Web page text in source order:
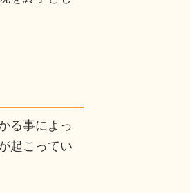
る事によっ
起こってい